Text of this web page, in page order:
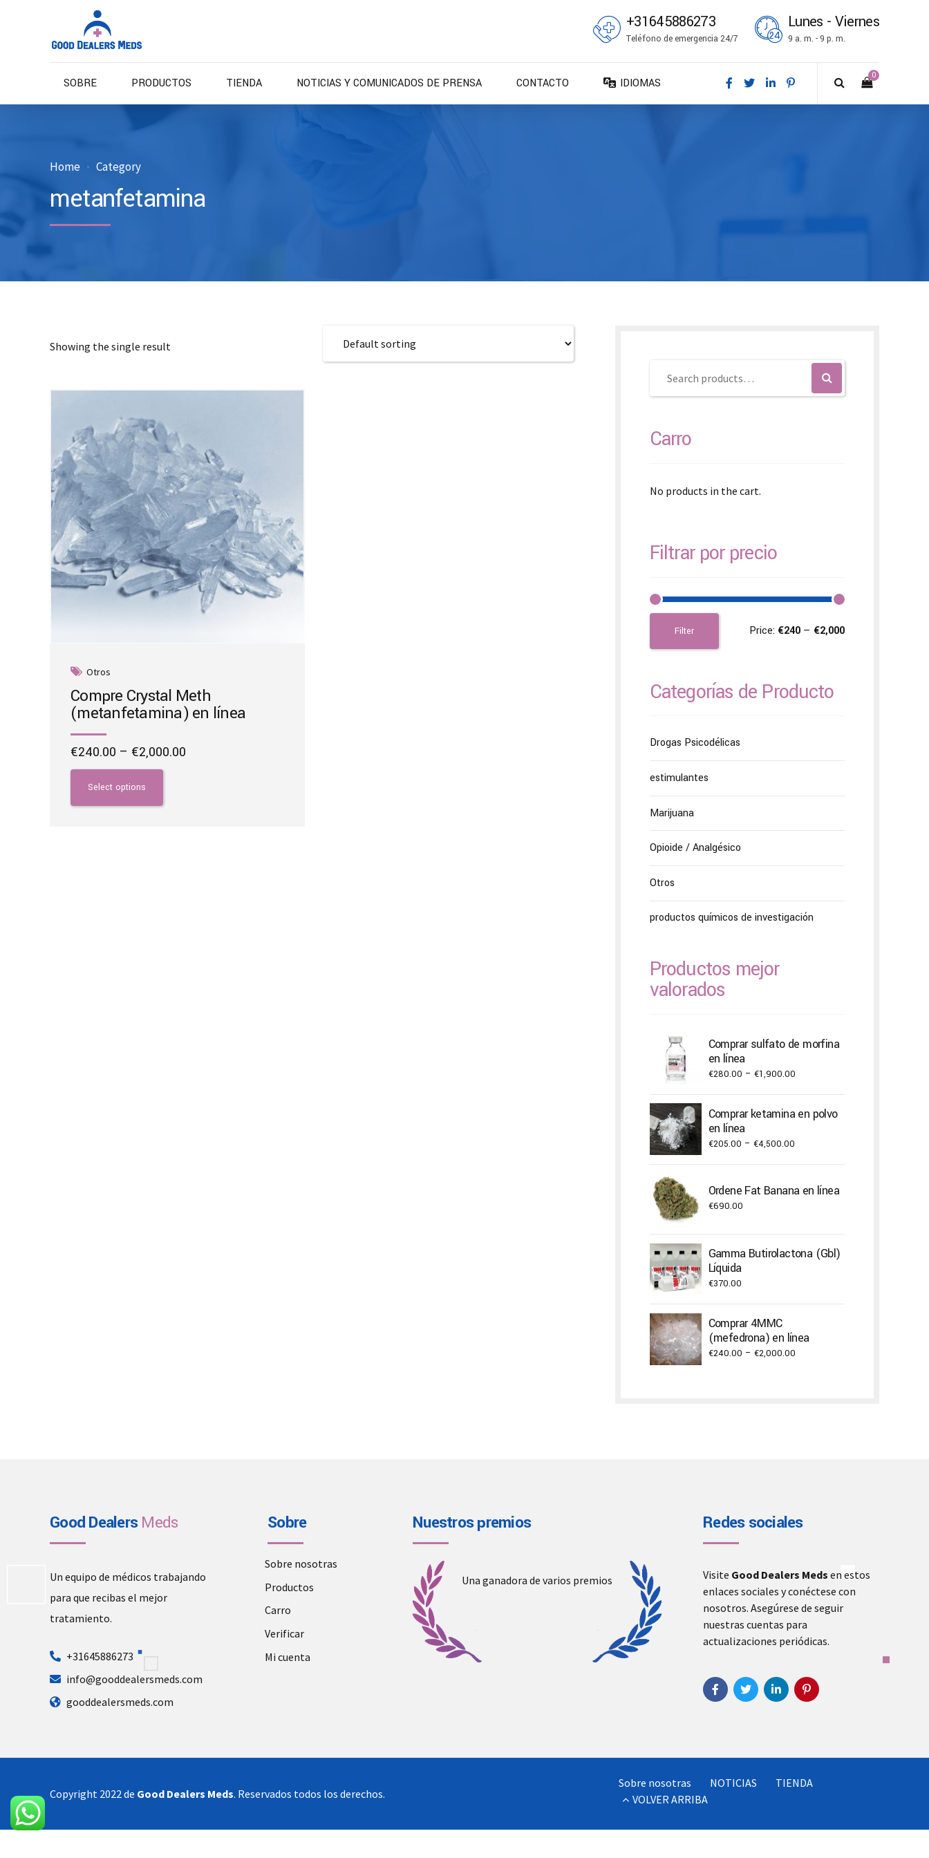
+31645886273
Teléfono de emergencia 24/7
Lunes - Viernes
9 a. m. - 9 p. m.
0
SOBRE PRODUCTOS TIENDA NOTICIAS Y COMUNICADOS DE PRENSA CONTACTO
IDIOMAS
Home Category
metanfetamina
Showing the single result
Otros
Compre Crystal Meth
(metanfetamina) en línea
€240.00 – €2,000.00
Select options
This
product
has
Carro
No products in the cart.
Filtrar por precio
Filter Price: €240 — €2,000
Categorías de Producto
Drogas Psicodélicas
estimulantes
Marijuana
Opioide / Analgésico
Otros
productos químicos de investigación
Productos mejor
valorados
Comprar sulfato de morfina
en línea
€280.00 – €1,900.00Price
€280.00
through
Comprar ketamina en polvo
en línea
€205.00 – €4,500.00Price
through
Ordene Fat Banana en línea
€690.00
Gamma Butirolactona (Gbl)
Líquida
€370.00
Comprar 4MMC
(mefedrona) en línea
€240.00 – €2,000.00Price
Good DealersMeds
Un equipo de médicos trabajando
para que recibas el mejor
tratamiento.
+31645886273
info@gooddealersmeds.com
gooddealersmeds.com
Sobre
Sobre nosotras
Productos
Carro
Verificar
Mi cuenta
Nuestros premios
Una ganadora de varios premios
Redes sociales
Visite Good Dealers Meds en estos
enlaces sociales y conéctese con
nosotros. Asegúrese de seguir
nuestras cuentas para
actualizaciones periódicas.
Copyright 2022 de Good Dealers Meds. Reservados todos los derechos.
Sobre nosotras NOTICIAS
TIENDA
VOLVER ARRIBA